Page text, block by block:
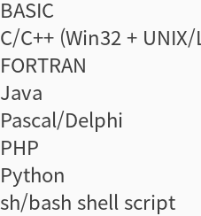
BASIC
C/C++ (Win32 +
FORTRAN
Java
Pascal/Delphi
PHP
Python
sh/bash shell script